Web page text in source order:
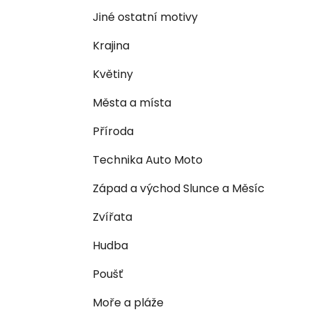
Jiné ostatní motivy
Krajina
Květiny
Města a místa
Příroda
Technika Auto Moto
Západ a východ Slunce a Měsíc
Zvířata
Hudba
Poušť
Moře a pláže